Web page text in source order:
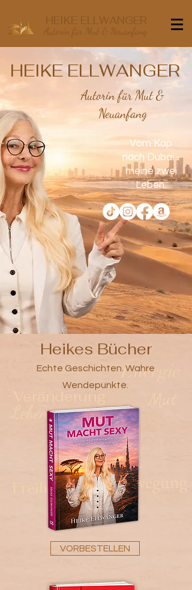
Autorin für Mut & Neuanfang
HEIKE ELLWANGER
HEIKE ELLWANGER
Autorin für Mut &
Neuanfang
Vom Kap
nach Dubai -
meine zwei
Leben.
Heikes Bücher
Veränderung
Leben
Energie
Freiheit Bewegung
Echte Geschichten. Wahre
Wendepunkte.
VORBESTELLEN